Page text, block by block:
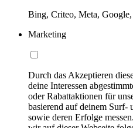
Bing, Criteo, Meta,
Marketing
Durch das Akzeptieren
deine Interessen
oder Rabattaktionen für
basierend auf deinem Surf-
sowie deren Erfolge